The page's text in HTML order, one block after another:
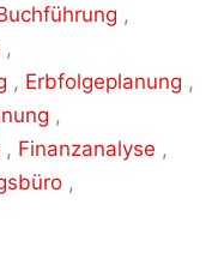
,
,
, Erbfolgeplanung ,
,
, Finanzanalyse ,
,